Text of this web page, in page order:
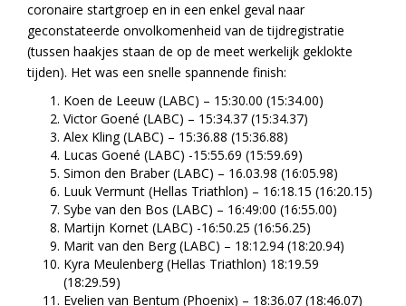
coronaire startgroep en in een enkel geval naar
geconstateerde onvolkomenheid van de tijdregistratie
(tussen haakjes staan de op de meet werkelijk geklokte
tijden). Het was een snelle spannende finish:
Koen de Leeuw (LABC) – 15:30.00 (15:34.00)
Victor Goené (LABC) – 15:34.37 (15:34.37)
Alex Kling (LABC) – 15:36.88 (15:36.88)
Lucas Goené (LABC) -15:55.69 (15:59.69)
Simon den Braber (LABC) – 16.03.98 (16:05.98)
Luuk Vermunt (Hellas Triathlon) – 16:18.15 (16:20.15)
Sybe van den Bos (LABC) – 16:49:00 (16:55.00)
Martijn Kornet (LABC) -16:50.25 (16:56.25)
Marit van den Berg (LABC) – 18:12.94 (18:20.94)
Kyra Meulenberg (Hellas Triathlon) 18:19.59
(18:29.59)
Evelien van Bentum (Phoenix) – 18:36.07 (18:46.07)